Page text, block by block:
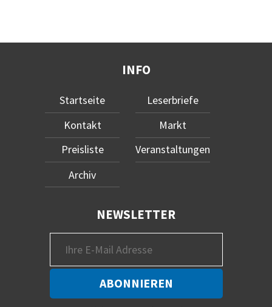
INFO
Startseite
Kontakt
Preisliste
Archiv
Leserbriefe
Markt
Veranstaltungen
NEWSLETTER